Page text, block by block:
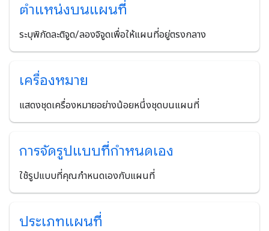
ตำแหน่งบนแผนที่
ระบุพิกัดละติจูด/ลองจิจูดเพื่อให้แผนที่อยู่ตรงกลาง
เครื่องหมาย
แสดงชุดเครื่องหมายอย่างน้อยหนึ่งชุดบนแผนที่
การจัดรูปแบบที่กำหนดเอง
ใช้รูปแบบที่คุณกำหนดเองกับแผนที่
ประเภทแผนที่